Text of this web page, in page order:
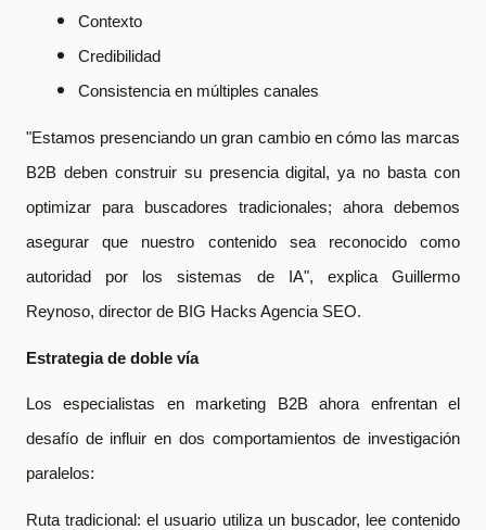
Contexto
Credibilidad
Consistencia en múltiples canales
"Estamos presenciando un gran cambio en cómo las marcas
B2B deben construir su presencia digital, ya no basta con
optimizar para buscadores tradicionales; ahora debemos
asegurar que nuestro contenido sea reconocido como
autoridad por los sistemas de IA", explica Guillermo
Reynoso, director de BIG Hacks Agencia SEO.
Estrategia de doble vía
Los especialistas en marketing B2B ahora enfrentan el
desafío de influir en dos comportamientos de investigación
paralelos:
Ruta tradicional: el usuario utiliza un buscador, lee contenido